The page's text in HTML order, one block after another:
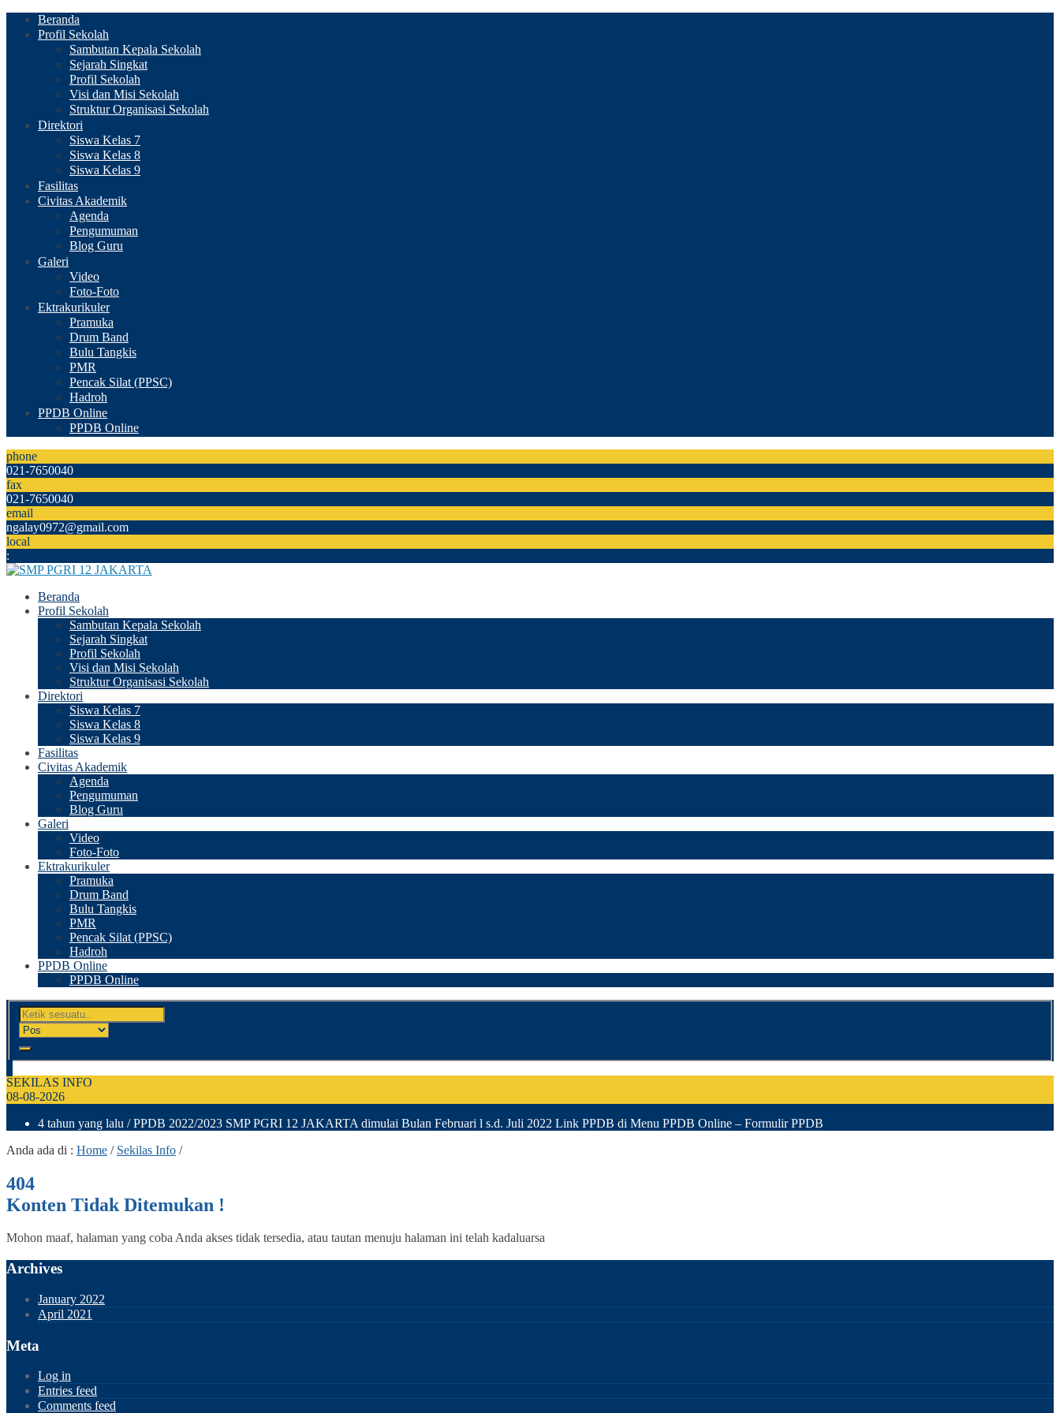
Beranda
Profil Sekolah
Sambutan Kepala Sekolah
Sejarah Singkat
Profil Sekolah
Visi dan Misi Sekolah
Struktur Organisasi Sekolah
Direktori
Siswa Kelas 7
Siswa Kelas 8
Siswa Kelas 9
Fasilitas
Civitas Akademik
Agenda
Pengumuman
Blog Guru
Galeri
Video
Foto-Foto
Ektrakurikuler
Pramuka
Drum Band
Bulu Tangkis
PMR
Pencak Silat (PPSC)
Hadroh
PPDB Online
PPDB Online
phone
021-7650040
fax
021-7650040
email
ngalay0972@gmail.com
local
:
Beranda
Profil Sekolah
Sambutan Kepala Sekolah
Sejarah Singkat
Profil Sekolah
Visi dan Misi Sekolah
Struktur Organisasi Sekolah
Direktori
Siswa Kelas 7
Siswa Kelas 8
Siswa Kelas 9
Fasilitas
Civitas Akademik
Agenda
Pengumuman
Blog Guru
Galeri
Video
Foto-Foto
Ektrakurikuler
Pramuka
Drum Band
Bulu Tangkis
PMR
Pencak Silat (PPSC)
Hadroh
PPDB Online
PPDB Online
SEKILAS INFO
08-08-2026
4 tahun yang lalu / PPDB 2022/2023 SMP PGRI 12 JAKARTA dimulai Bulan Februari l s.d. Juli 2022 Link PPDB di Menu PPDB Online – Formulir PPDB
Anda ada di : Home / Sekilas Info /
404
Konten Tidak Ditemukan !
Mohon maaf, halaman yang coba Anda akses tidak tersedia, atau tautan menuju halaman ini telah kadaluarsa
Archives
January 2022
April 2021
Meta
Log in
Entries feed
Comments feed